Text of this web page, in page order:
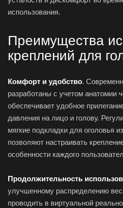
использования.
Преимущества
креплений для
Комфорт и удобство.
разработаны с учетом анатомии
обеспечивает удобное
давления на лицо и голову.
мягкие подкладки для оголовья
позволяют настраивать
особенности каждого
Продолжительность
улучшенному распределению
проводить в виртуальной